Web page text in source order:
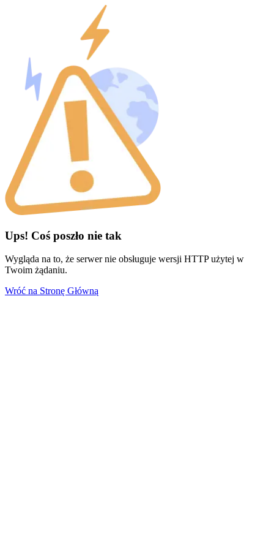
Ups! Coś poszło nie tak
Wygląda na to, że serwer nie obsługuje wersji HTTP użytej w
Twoim żądaniu.
Wróć na Stronę Główną